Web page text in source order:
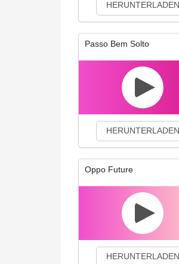
HERUNTERLADEN
Passo Bem Solto
HERUNTERLADEN
Oppo Future
HERUNTERLADEN